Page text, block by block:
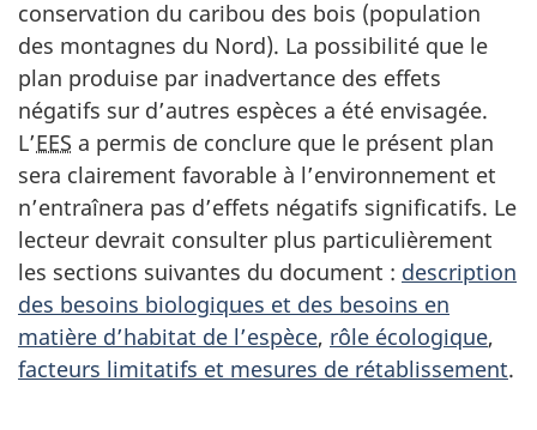
conservation du caribou des bois (population
des montagnes du Nord). La possibilité que le
plan produise par inadvertance des effets
négatifs sur d’autres espèces a été envisagée.
L’EES a permis de conclure que le présent plan
sera clairement favorable à l’environnement et
n’entraînera pas d’effets négatifs significatifs. Le
lecteur devrait consulter plus particulièrement
les sections suivantes du document : description
des besoins biologiques et des besoins en
matière d’habitat de l’espèce, rôle écologique,
facteurs limitatifs et mesures de rétablissement.